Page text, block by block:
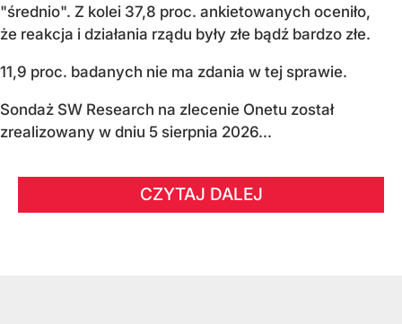
"średnio". Z kolei 37,8 proc. ankietowanych oceniło,
że reakcja i działania rządu były złe bądź bardzo złe.
11,9 proc. badanych nie ma zdania w tej sprawie.
Sondaż SW Research na zlecenie Onetu został
zrealizowany w dniu 5 sierpnia 2026...
CZYTAJ DALEJ